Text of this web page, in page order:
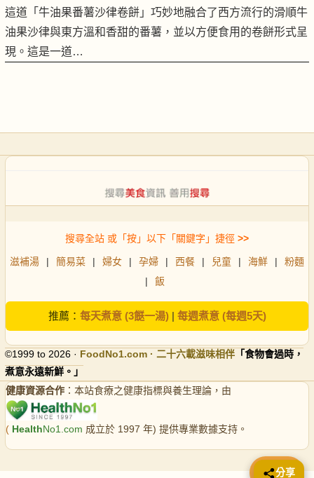
這道「牛油果番薯沙律卷餅」巧妙地融合了西方流行的滑順牛
油果沙律與東方溫和香甜的番薯，並以方便食用的卷餅形式呈
現。這是一道…
搜尋全站 或「按」以下「關鍵字」捷徑 >>
滋補湯 | 簡易菜 | 婦女 | 孕婦 | 西餐 | 兒童 | 海鮮 |
粉麵
|
飯
推薦： 每天煮意 (3餸一湯)| 每週煮意 (每週5天)
©1999 to 2026 · FoodNo1.com · 二十六載滋味相伴 「食物會過時，
煮意永遠新鮮。」
健康資源合作 ：本站食療之健康指標與養生理論，由
( HealthNo1.com 成立於 1997 年) 提供專業數據支持。
📤 分享
分享